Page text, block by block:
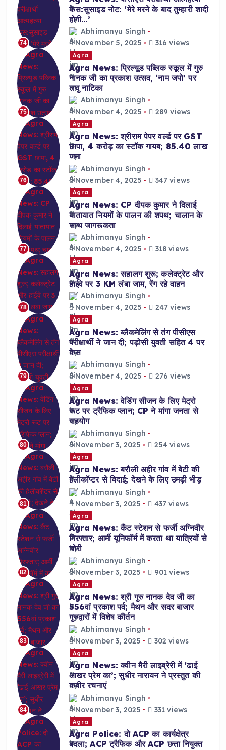
74
केस:सुसाइड नोट: ‘मेरे मरने के बाद तुम्हारी शादी
होगी…’
Abhimanyu Singh
November 5, 2025
316 views
75
Agra
Agra News: प्रिल्यूड पब्लिक स्कूल में गुरु
नानक जी का प्रकाश उत्सव, ‘नाम जपो’ पर
लघु नाटिका
Abhimanyu Singh
November 4, 2025
289 views
76
Agra
Agra News: श्रीराम पेपर वर्ल्ड पर GST
छापा, 4 करोड़ का स्टॉक गायब; 85.40 लाख
जमा
Abhimanyu Singh
November 4, 2025
347 views
77
Agra
Agra News: CP दीपक कुमार ने दिलाई
यातायात नियमों के पालन की शपथ; चालान के
साथ जागरूकता
Abhimanyu Singh
November 4, 2025
318 views
78
Agra
Agra News: सहालग शुरू; कलेक्ट्रेट और
हाईवे पर 3 KM लंबा जाम, रेंग रहे वाहन
Abhimanyu Singh
November 4, 2025
247 views
79
Agra
Agra News: ब्लैकमेलिंग से तंग पीसीएस
परीक्षार्थी ने जान दी; पड़ोसी युवती सहित 4 पर
केस
Abhimanyu Singh
November 4, 2025
276 views
80
Agra
Agra News: वेडिंग सीजन के लिए मेट्रो
रूट पर ट्रैफिक प्लान; CP ने मांगा जनता से
सहयोग
Abhimanyu Singh
November 3, 2025
254 views
81
Agra
Agra News: बरौली अहीर गांव में बेटी की
हेलीकॉप्टर से विदाई; देखने के लिए उमड़ी भीड़
Abhimanyu Singh
November 3, 2025
437 views
82
Agra
Agra News: कैंट स्टेशन से फर्जी अग्निवीर
गिरफ्तार; आर्मी यूनिफॉर्म में करता था यात्रियों से
चोरी
Abhimanyu Singh
November 3, 2025
901 views
83
Agra
Agra News: श्री गुरु नानक देव जी का
556वां प्रकाश पर्व; मैथन और सदर बाजार
गुरुद्वारों में विशेष कीर्तन
Abhimanyu Singh
November 3, 2025
302 views
84
Agra
Agra News: क्वीन मैरी लाइब्रेरी में ‘ढाई
आखर प्रेम का’; सुधीर नारायन ने प्रस्तुत की
कबीर रचनाएं
Abhimanyu Singh
November 3, 2025
331 views
Agra
Agra Police: दो ACP का कार्यक्षेत्र
बदला; ACP ट्रैफिक और ACP छत्ता नियुक्त